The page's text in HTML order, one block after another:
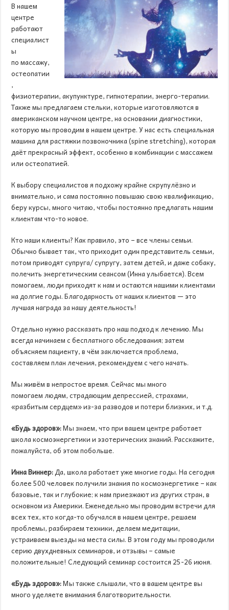
В нашем
центре
работают
специалист
ы
по массажу,
остеопатии
,
физиотерапии, акупунктуре, гипнотерапии, энерго-терапии.
Также мы предлагаем стельки, которые изготовляются в
американском научном центре, на основании диагностики,
которую мы проводим в нашем центре. У нас есть специальная
машина для растяжки позвоночника (spine stretching), которая
даёт прекрасный эффект, особенно в комбинации с массажем
или остеопатией.
К выбору специалистов я подхожу крайне скрупулёзно и
внимательно, и сама постоянно повышаю свою квалификацию,
беру курсы, много читаю, чтобы постоянно предлагать нашим
клиентам что-то новое.
Кто наши клиенты? Как правило, это – все члены семьи.
Обычно бывает так, что приходит один представитель семьи,
потом приводят супруга/ супругу, затем детей, и даже собаку,
полечить энергетическим сеансом (Инна улыбается). Всем
помогаем, люди приходят к нам и остаются нашими клиентами
на долгие годы. Благодарность от наших клиентов — это
лучшая награда за нашу деятельность!
Отдельно нужно рассказать про наш подход к лечению. Мы
всегда начинаем с бесплатного обследования; затем
объясняем пациенту, в чём заключается проблема,
составляем план лечения, рекомендуем с чего начать.
Мы живём в непростое время. Сейчас мы много
помогаем людям, страдающим депрессией, страхами,
«разбитым сердцем» из-за разводов и потери близких, и т.д.
«Будь здоров»:Мы знаем, что при вашем центре работает
школа космоэнергетики и эзотерических знаний. Расскажите,
пожалуйста, об этом побольше.
Инна Виннер:Да, школа работает уже многие годы. На сегодня
более 500 человек получили знания по космоэнергетике – как
базовые, так и глубокие; к нам приезжают из других стран, в
основном из Америки. Еженедельно мы проводим встречи для
всех тех, кто когда-то обучался в нашем центре, решаем
проблемы, разбираем техники, делаем медитации,
устраиваем выезды на места силы. В этом году мы проводили
серию двухдневных семинаров, и отзывы – самые
положительные! Следующий семинар состоится 25-26 июня.
«Будь здоров»:Мы также слышали, что в вашем центре вы
много уделяете внимания благотворительности.